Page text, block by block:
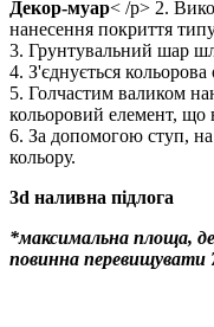
Декор-муар< /p> 2.
нанесення покриття
3. Грунтувальний шар
4. З'єднується
5. Голчастим валиком
кольоровий елемент, що
6. За допомогою ступ,
кольору.
3d наливна підлога
*максимальна площа,
повинна перевищувати